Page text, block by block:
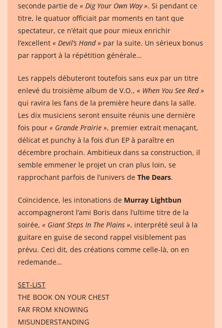
seconde partie de « Dig Your Own Way ». Si pendant ce
titre, le quatuor officiait par moments en tant que
spectateur, ce n’était que pour mieux enrichir
l’excellent « Devil’s Hand » par la suite. Un sérieux bonus
par rapport à la répétition générale…
Les rappels débuteront toutefois sans eux par un titre
enlevé du troisième album de V.O., « When You See Red »
qui ravira les fans de la première heure dans la salle.
Les dix musiciens seront ensuite réunis une dernière
fois pour « Grande Prairie », premier extrait menaçant,
délicat et punchy à la fois d’un EP à paraître en
décembre prochain. Ambitieux dans sa construction, il
semble emmener le projet un cran plus loin, se
rapprochant parfois de l’univers de The Dears.
Coïncidence, les intonations de Murray Lightbun
accompagneront l’ami Boris dans l’ultime titre de la
soirée, « Giant Steps In The Plains », interprété seul à la
guitare en guise de second rappel visiblement pas
prévu. Ceci dit, des créations comme celle-là, on en
redemande…
SET-LIST
THE BOOK ON YOUR CHEST
FAR FROM KNOWING
MISUNDERSTANDING